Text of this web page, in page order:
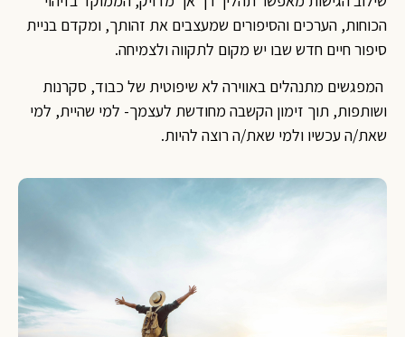
הכוחות, הערכים והסיפורים שמעצבים את זהותך, ומקדם בניית
סיפור חיים חדש שבו יש מקום לתקווה ולצמיחה.
המפגשים מתנהלים באווירה לא שיפוטית של כבוד, סקרנות
ושותפות, תוך זימון הקשבה מחודשת לעצמך- למי שהיית, למי
שאת/ה עכשיו ולמי שאת/ה רוצה להיות.